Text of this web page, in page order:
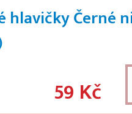
hlavičky Černé
59 Kč